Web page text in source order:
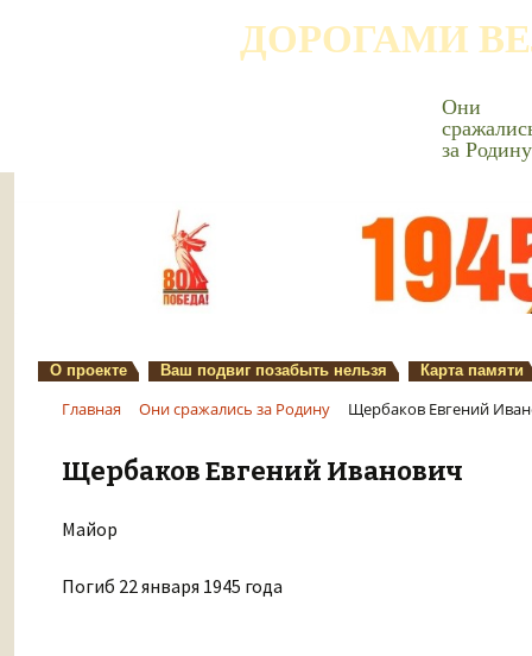
ДОРОГАМИ
Они
за Родину
О проекте Ваш подвиг позабыть нельзя Карта памяти
Главная Они сражались за Родину Щербаков Евгений
Щербаков Евгений Иванович
Майор
Погиб 22 января 1945 года